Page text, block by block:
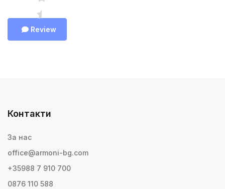
Review
Контакти
За нас
office@armoni-bg.com
+35988 7 910 700
0876 110 588